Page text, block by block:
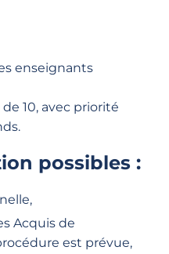
enseignants
10, avec priorité
possibles :
Acquis de
est prévue,